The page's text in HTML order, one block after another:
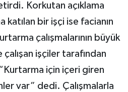
Korkutan açıklama
katılan bir işçi ise facianın
çalışmalarının büyük
işçiler tarafından
için içeri giren
var” dedi. Çalışmalarla